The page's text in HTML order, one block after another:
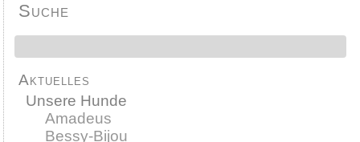
Suche
Aktuelles
Unsere Hunde
Amadeus
Bessy-Bijou